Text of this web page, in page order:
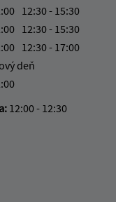
12:30 - 15:30
12:30 - 15:30
12:30 - 17:00
deň
12:00 - 12:30